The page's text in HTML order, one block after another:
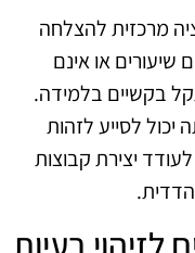
מרכזית להצלחה
או אינם
בקשיים בלמידה.
יכול לסייע לזהות
יצירת קבוצות
לזיהוי בעיות